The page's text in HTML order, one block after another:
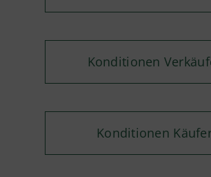
Konditionen
Konditionen